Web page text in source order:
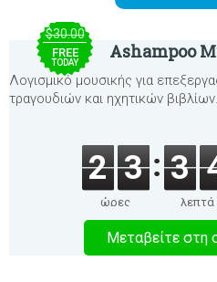
$30.00
FREE
TODAY
Ashampoo
Λογισμικό μουσικής για
τραγουδιών και ηχητικών βιβλίων.
2 3
ώρες
3
λεπτά
Μεταβείτε στη